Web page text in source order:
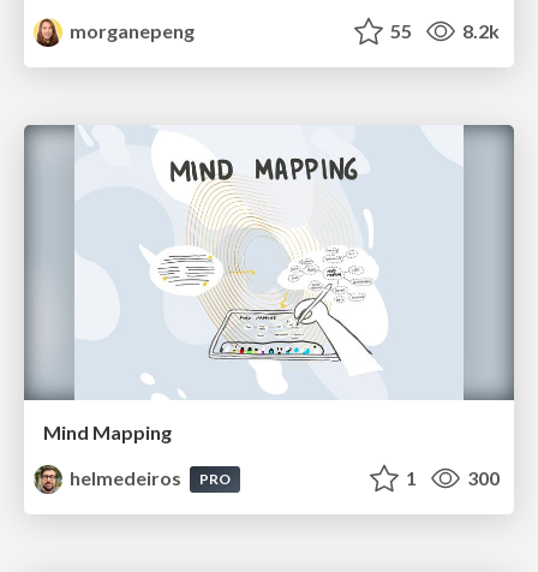
morganepeng
55 8.2k
Mind Mapping
helmedeiros
PRO 1 300